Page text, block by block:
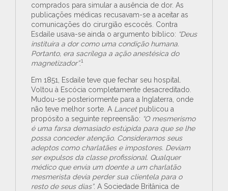
comprados para simular a ausência de dor. As
publicações médicas recusavam-se a aceitar as
comunicações do cirurgião escocês. Contra
Esdaile usava-se ainda o argumento bíblico: “Deus
instituíra a dor como uma condição humana.
Portanto, era sacrílega a ação anestésica do
magnetizador”.1
Em 1851, Esdaile teve que fechar seu hospital.
Voltou à Escócia completamente desacreditado.
Mudou-se posteriormente para a Inglaterra, onde
não teve melhor sorte. A Lancetpublicou a
propósito a seguinte repreensão: “O mesmerismo
é uma farsa demasiado estúpida para que se lhe
possa conceder atenção. Consideramos seus
adeptos como charlatães e impostores. Deviam
ser expulsos da classe profissional. Qualquer
médico que envia um doente a um charlatão
mesmerista devia perder sua clientela para o
resto de seus dias”. A Sociedade Britânica de